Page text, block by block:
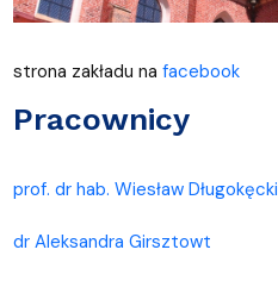
strona zakładu na facebook
Pracownicy
prof. dr hab. Wiesław Długokęcki
dr Aleksandra Girsztowt